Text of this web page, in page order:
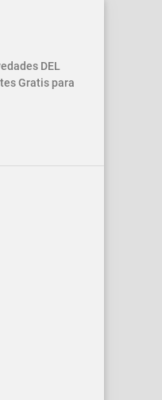
DEL
Gratis para